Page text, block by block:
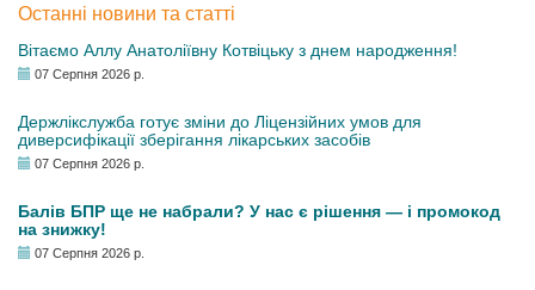
Останні новини та статті
Вітаємо Аллу Анатоліївну Котвіцьку з днем народження!
07 Серпня 2026 р.
Держлікслужба готує зміни до Ліцензійних умов для
диверсифікації зберігання лікарських засобів
07 Серпня 2026 р.
Балів БПР ще не набрали? У нас є рішення — і промокод
на знижку!
07 Серпня 2026 р.